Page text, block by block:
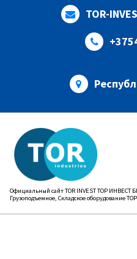
TOR-
Официальный сайт TOR INVEST ТОР ИНВЕСТ
Грузоподъемное, Складское оборудование ТОР